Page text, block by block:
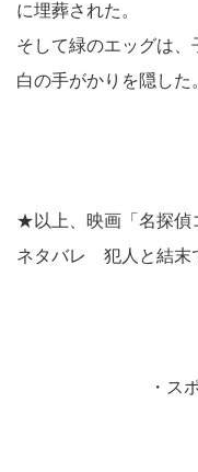
に埋葬された。
そして緑のエッグは
白の手がかりを隠した
★以上、映画「名探偵
ネタバレ 犯人と結末
・ス